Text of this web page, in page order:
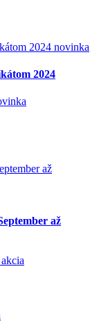
novinka
2024
až
akcia